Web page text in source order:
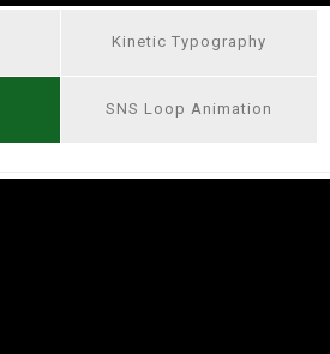
Kinetic Typography
SNS Loop Animation